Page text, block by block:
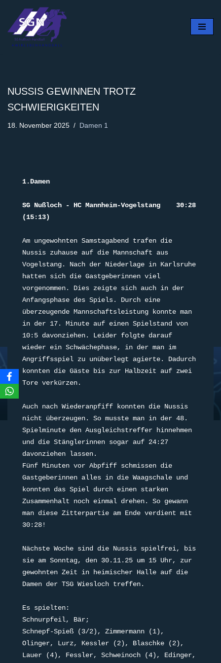
Zum
Inhalt
NUSSIS GEWINNEN TROTZ
SCHWIERIGKEITEN
18. November 2025 Damen 1
1.Damen
SG Nußloch - HC Mannheim-Vogelstang    30:28
(15:13)
Am ungewohnten Samstagabend trafen die
Nussis zuhause auf die Mannschaft aus
Vogelstang. Nach der Niederlage in Karlsruhe
hatten sich die Gastgeberinnen viel
vorgenommen. Dies zeigte sich auch in der
Anfangsphase des Spiels. Durch eine
überzeugende Mannschaftsleistung konnte man
in der 17. Minute auf einen Spielstand von
10:5 davonziehen. Leider folgte darauf
wieder ein Schwächephase, in der man im
Angriffsspiel zu unüberlegt agierte. Dadurch
konnten die Gäste bis zur Halbzeit auf zwei
Tore verkürzen.
Auch nach Wiederanpfiff konnten die Nussis
nicht überzeugen. So musste man in der 48.
Spielminute den Ausgleichstreffer hinnehmen
und die Stänglerinnen sogar auf 24:27
davonziehen lassen.
Fünf Minuten vor Abpfiff schmissen die
Gastgeberinnen alles in die Waagschale und
konnten das Spiel durch einen starken
Zusammenhalt noch einmal drehen. So gewann
man diese Zitterpartie am Ende verdient mit
30:28!
Nächste Woche sind die Nussis spielfrei, bis
sie am Sonntag, den 30.11.25 um 15 Uhr, zur
gewohnten Zeit in heimischer Halle auf die
Damen der TSG Wiesloch treffen.
Es spielten:
Schnurpfeil, Bär;
Schnepf-Spieß (3/2), Zimmermann (1),
Olinger, Lurz, Kessler (2), Blaschke (2),
Lauer (4), Fessler, Schweinoch (4), Edinger,